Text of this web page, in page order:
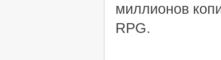
миллионов
RPG.